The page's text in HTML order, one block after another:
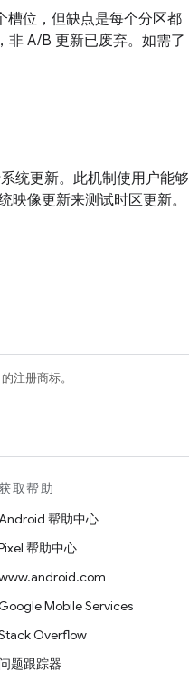
槽位，但缺点是每个分区都
非 A/B 更新已废弃。如需了
统更新。此机制使用户能够
像更新来测试时区更新。
注册商标。
取帮助
帮助中心
帮助中心
Mobile Services
Overflow
问题跟踪器